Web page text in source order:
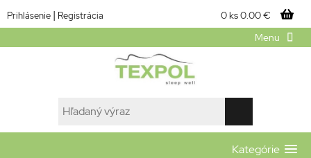
Prihlásenie | Registrácia 0 ks0.00 €
Menu
Kategórie